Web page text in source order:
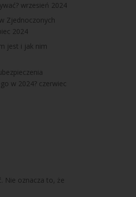
wrzesień 2024
Zjednoczonych
2024
jest i jak nim
w 2024? czerwiec
Nie oznacza to, że